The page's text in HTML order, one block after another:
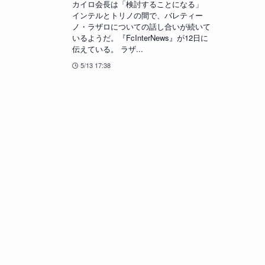
カイロ会長は「検討することになる」
インテルとトリノの間で、バレティー
ノ・ラザロについての話し合いが続いて
いるようだ。『FcInterNews』が12日に
伝えている。 ラザ...
5/13 17:38